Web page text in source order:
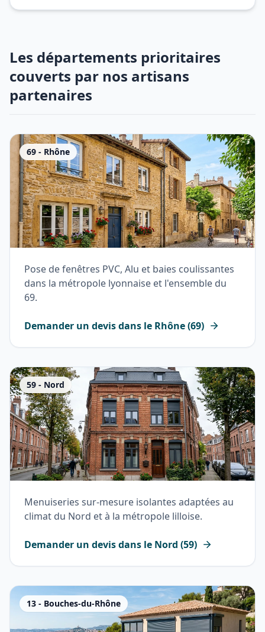
Les départements prioritaires
couverts par nos artisans
partenaires
69 - Rhône
Pose de fenêtres PVC, Alu et baies coulissantes
dans la métropole lyonnaise et l'ensemble du
69.
Demander un devis dans le Rhône(69)
59 - Nord
Menuiseries sur-mesure isolantes adaptées au
climat du Nord et à la métropole lilloise.
Demander un devis dans le Nord (59)
13 - Bouches-du-Rhône